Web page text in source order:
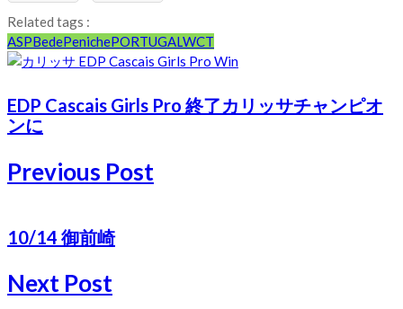
Related tags :
ASPBedePenichePORTUGALWCT
EDP Cascais Girls Pro 終了カリッサチャンピオ
ンに
Previous Post
10/14 御前崎
Next Post